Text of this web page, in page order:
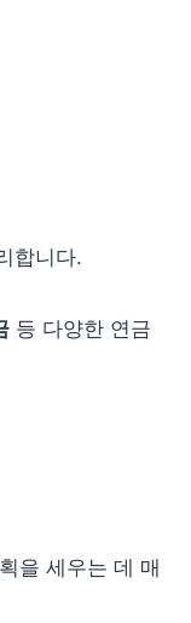
합니다.
등 다양한 연금
을 세우는 데 매